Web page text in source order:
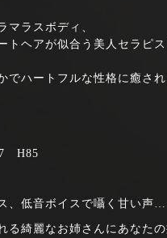
マラスボディ、
トヘアが似合う美人セラピス
ハートフルな性格に癒され
H85
、低音ボイスで囁く甘い声…
綺麗なお姉さんにあなたの